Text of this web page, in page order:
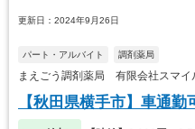
更新日：2024年9月26日
パート・アルバイト 調剤薬局
まえごう調剤薬局 有限会社スマイ
【秋田県横手市】車通